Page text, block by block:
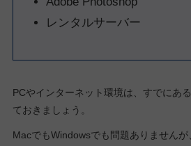
レンタルサーバー
PCやインターネット環境は、すでにあ
ておきましょう。
MacでもWindowsでも問題ありませんが